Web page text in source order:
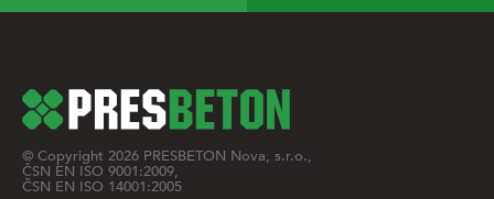
© Copyright 2026 PRESBETON Nova, s.r.o.,
ČSN EN ISO 9001:2009,
ČSN EN ISO 14001:2005